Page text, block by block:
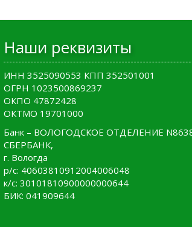
Наши реквизиты
ИНН 3525090553 КПП 352501001
ОГРН 1023500869237
ОКПО 47872428
ОКТМО 19701000
Банк – ВОЛОГОДСКОЕ ОТДЕЛЕНИЕ
СБЕРБАНК,
г. Вологда
р/с: 40603810912004006048
к/с: 30101810900000000644
БИК: 041909644